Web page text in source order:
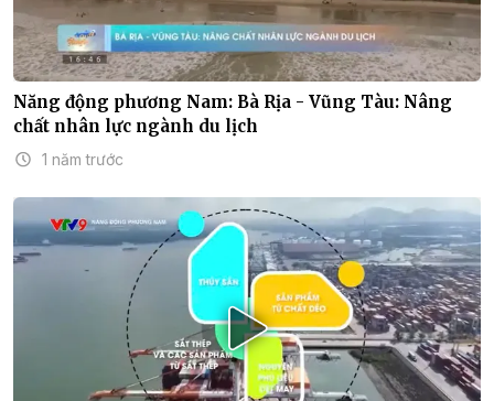
Năng động phương Nam: Bà Rịa - Vũng Tàu: Nâng
chất nhân lực ngành du lịch
1 năm trước